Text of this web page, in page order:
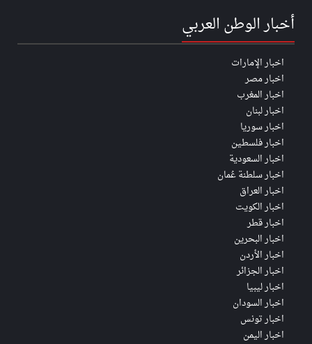
أخبار الوطن العربي
اخبار الإمارات
اخبار مصر
اخبار المغرب
اخبار لبنان
اخبار سوريا
اخبار فلسطين
اخبار السعودية
اخبار سلطنة عُمان
اخبار العراق
اخبار الكويت
اخبار قطر
اخبار البحرين
اخبار الأردن
اخبار الجزائر
اخبار ليبيا
اخبار السودان
اخبار تونس
اخبار اليمن